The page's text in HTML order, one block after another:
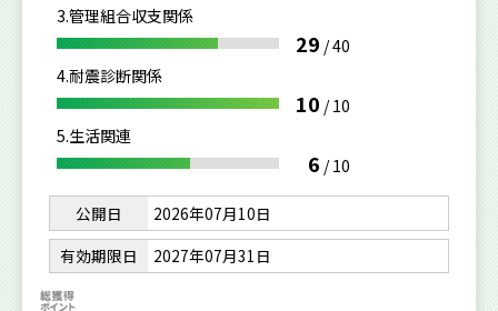
3.管理組合収支関係
29 /40
4.耐震診断関係
10 /10
5.生活関連
6 /10
公開日
2026年07月10日
有効期限日
2027年07月31日